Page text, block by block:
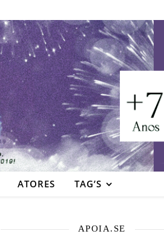
ATORES TAG’S
APOIA.SE